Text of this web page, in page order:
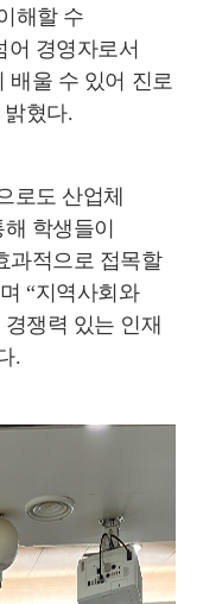
해할 수
어 경영자로서
배울 수 있어 진로
밝혔다.
로도 산업체
학생들이
과적으로 접목할
며 “지역사회와
쟁력 있는 인재
.